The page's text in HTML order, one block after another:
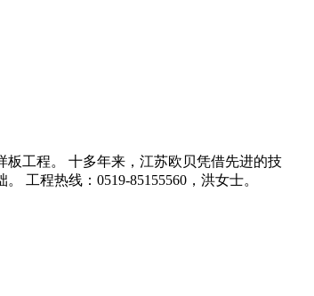
工程。 十多年来，江苏欧贝凭借先进的技
工程热线：0519-85155560，洪女士。